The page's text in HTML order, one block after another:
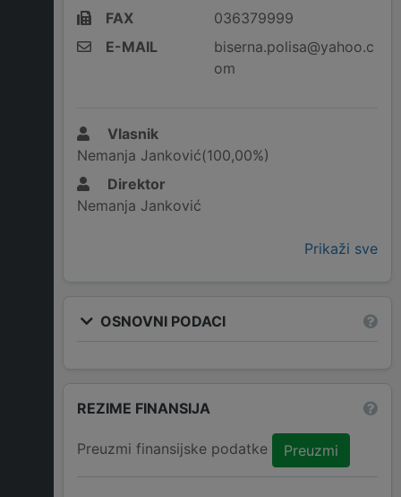
FAX
036379999
E-MAIL
biserna.polisa@yahoo.c
om
Vlasnik
Nemanja Janković(100,00%)
Direktor
Nemanja Janković
Prikaži sve
OSNOVNI PODACI
REZIME FINANSIJA
Preuzmi finansijske podatke Preuzmi